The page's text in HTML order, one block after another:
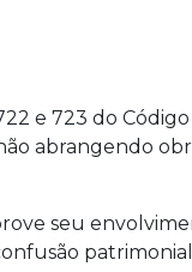
e 723 do
abrangendo
seu